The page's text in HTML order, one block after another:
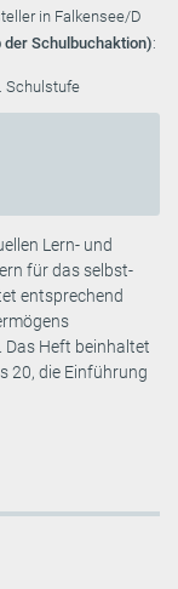
in Falkensee/D
Schulbuchaktion):
Schulstufe
Lern- und
für das selbst-
entsprechend
Das Heft beinhaltet
20, die Einführung